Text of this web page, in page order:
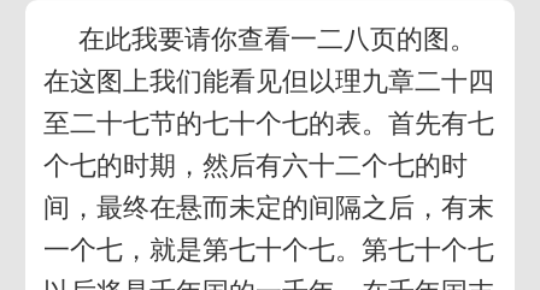
在此我要请你查看一二八页的图。
在这图上我们能看见但以理九章二十四
至二十七节的七十个七的表。首先有七
个七的时期，然后有六十二个七的时
间，最终在悬而未定的间隔之后，有末
一个七，就是第七十个七。第七十个七